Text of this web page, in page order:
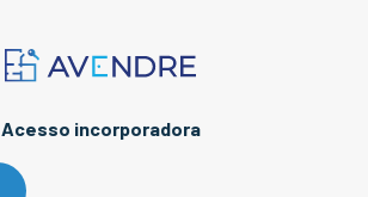
Acesso incorporadora